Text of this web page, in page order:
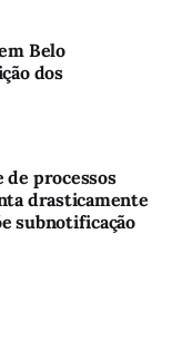
Belo
dos
de processos
drasticamente
subnotificação